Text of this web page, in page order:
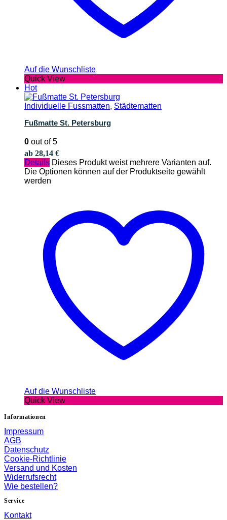
Auf die Wunschliste
Quick View
Hot
Individuelle Fussmatten, Städtematten
Fußmatte St. Petersburg
0 out of 5
ab 28,14 €
Details Dieses Produkt weist mehrere Varianten auf.
Die Optionen können auf der Produktseite gewählt
werden
Auf die Wunschliste
Quick View
Informationen
Impressum
AGB
Datenschutz
Cookie-Richtlinie
Versand und Kosten
Widerrufsrecht
Wie bestellen?
Service
Kontakt